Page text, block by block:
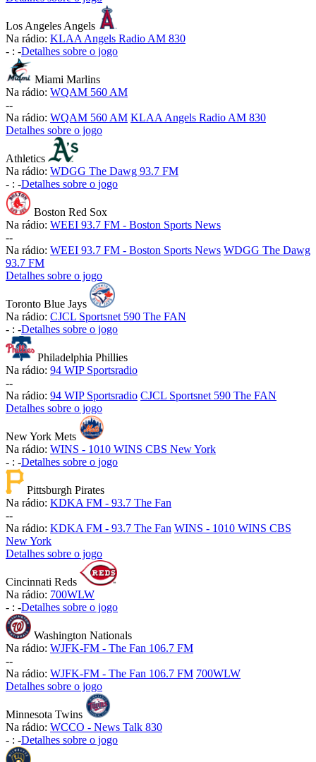
Los Angeles Angels
Na rádio: KLAA Angels Radio AM 830
- : -Detalhes sobre o jogo
Miami Marlins
Na rádio: WQAM 560 AM
--
Na rádio: WQAM 560 AM KLAA Angels Radio AM 830
Detalhes sobre o jogo
Athletics
Na rádio: WDGG The Dawg 93.7 FM
- : -Detalhes sobre o jogo
Boston Red Sox
Na rádio: WEEI 93.7 FM - Boston Sports News
--
Na rádio: WEEI 93.7 FM - Boston Sports News WDGG The Dawg
93.7 FM
Detalhes sobre o jogo
Toronto Blue Jays
Na rádio: CJCL Sportsnet 590 The FAN
- : -Detalhes sobre o jogo
Philadelphia Phillies
Na rádio: 94 WIP Sportsradio
--
Na rádio: 94 WIP Sportsradio CJCL Sportsnet 590 The FAN
Detalhes sobre o jogo
New York Mets
Na rádio: WINS - 1010 WINS CBS New York
- : -Detalhes sobre o jogo
Pittsburgh Pirates
Na rádio: KDKA FM - 93.7 The Fan
--
Na rádio: KDKA FM - 93.7 The Fan WINS - 1010 WINS CBS
New York
Detalhes sobre o jogo
Cincinnati Reds
Na rádio: 700WLW
- : -Detalhes sobre o jogo
Washington Nationals
Na rádio: WJFK-FM - The Fan 106.7 FM
--
Na rádio: WJFK-FM - The Fan 106.7 FM 700WLW
Detalhes sobre o jogo
Minnesota Twins
Na rádio: WCCO - News Talk 830
- : -Detalhes sobre o jogo